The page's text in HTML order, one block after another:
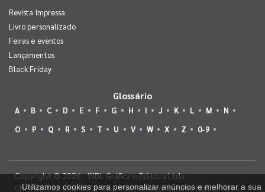
Revista Impressa
Livro personalizado
Feiras e eventos
Lançamentos
Black Friday
Glossário
A B C D E F G H I J K L M
N
O
P Q R S T U V W X Z 0-9
Copyright © 2026 - WBL Gráfica e Editora Ltda.
CNPJ 08.142.850/0001-36 - Rua Prefeito Takume Koike, 499 -
Utilizamos cookies para personalizar anúncios e melhorar a sua